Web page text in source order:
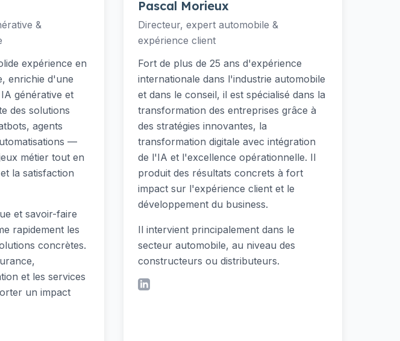
&
expérience en
enrichie d'une
générative et
des solutions
agents
—
métier tout en
la satisfaction
et savoir-faire
rapidement les
concrètes.
et les services
un impact
Pascal Morieux
Directeur, expert automobile &
expérience client
Fort de plus de 25 ans d'expérience
internationale dans l'industrie automobile
et dans le conseil, il est spécialisé dans la
transformation des entreprises grâce à
des stratégies innovantes, la
transformation digitale avec intégration
de l'IA et l'excellence opérationnelle. Il
produit des résultats concrets à fort
impact sur l'expérience client et le
développement du business.
Il intervient principalement dans le
secteur automobile, au niveau des
constructeurs ou distributeurs.